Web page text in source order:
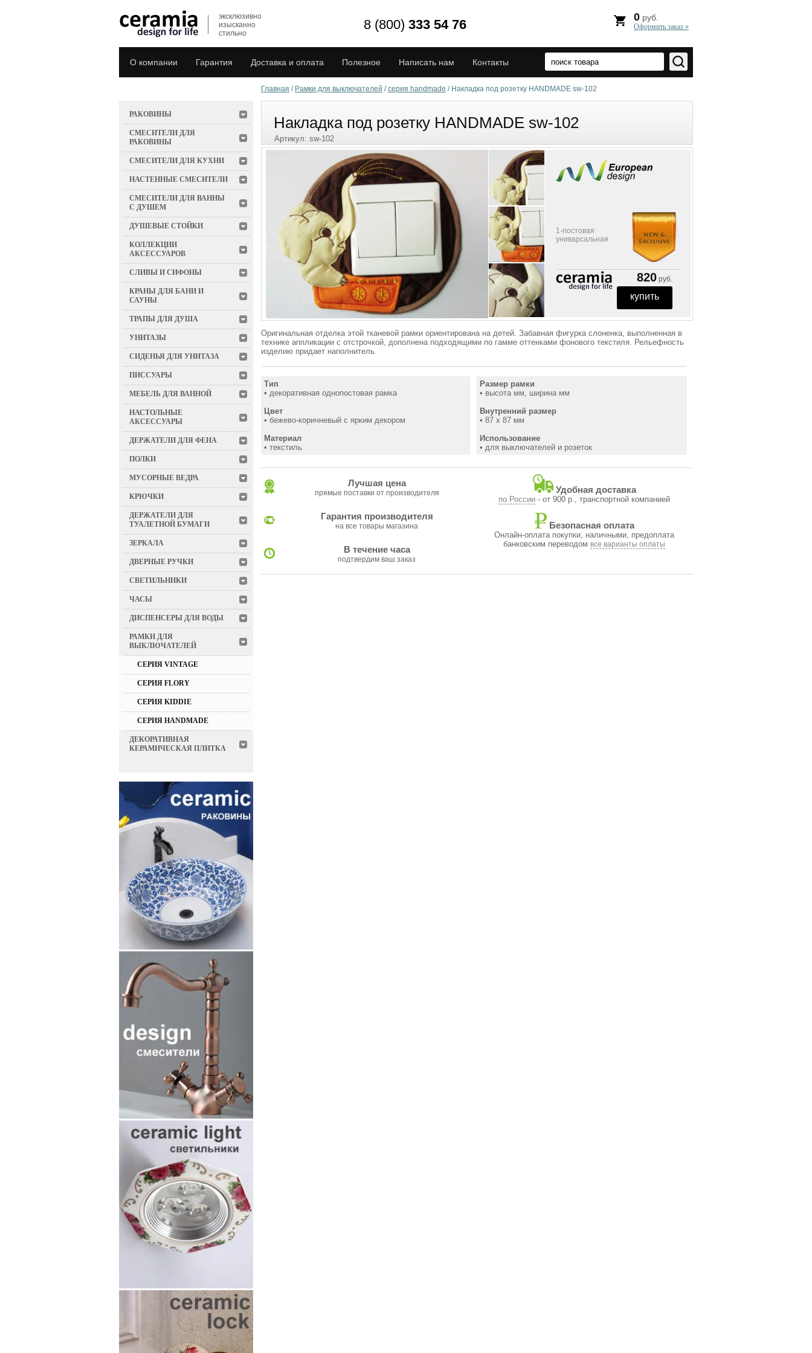
эксклюзивно
изысканно
стильно
8 (800) 333 54 76 0 руб.
Оформить заказ »
О компании Гарантия Доставка и оплата Полезное Написать нам Контакты
РАКОВИНЫ
СМЕСИТЕЛИ ДЛЯ
РАКОВИНЫ
СМЕСИТЕЛИ ДЛЯ КУХНИ
НАСТЕННЫЕ СМЕСИТЕЛИ
СМЕСИТЕЛИ ДЛЯ ВАННЫ
С ДУШЕМ
ДУШЕВЫЕ СТОЙКИ
КОЛЛЕКЦИИ
АКСЕССУАРОВ
СЛИВЫ И СИФОНЫ
КРАНЫ ДЛЯ БАНИ И
САУНЫ
ТРАПЫ ДЛЯ ДУША
УНИТАЗЫ
СИДЕНЬЯ ДЛЯ УНИТАЗА
ПИССУАРЫ
МЕБЕЛЬ ДЛЯ ВАННОЙ
НАСТОЛЬНЫЕ
АКСЕССУАРЫ
ДЕРЖАТЕЛИ ДЛЯ ФЕНА
ПОЛКИ
МУСОРНЫЕ ВЕДРА
КРЮЧКИ
ДЕРЖАТЕЛИ ДЛЯ
ТУАЛЕТНОЙ БУМАГИ
ЗЕРКАЛА
ДВЕРНЫЕ РУЧКИ
СВЕТИЛЬНИКИ
ЧАСЫ
ДИСПЕНСЕРЫ ДЛЯ ВОДЫ
РАМКИ ДЛЯ
ВЫКЛЮЧАТЕЛЕЙ
СЕРИЯ VINTAGE
СЕРИЯ FLORY
СЕРИЯ KIDDIE
СЕРИЯ HANDMADE
ДЕКОРАТИВНАЯ
КЕРАМИЧЕСКАЯ ПЛИТКА
Главная / Рамки для выключателей /серия handmade / Накладка под розетку HANDMADE sw-102
Накладка под розетку HANDMADE sw-102
Артикул: sw-102
1-постовая
униварсальная
820 руб.
Оригинальная отделка этой тканевой рамки ориентирована на детей. Забавная фигурка слоненка, выполненная в
технике аппликации с отстрочкой, дополнена подходящими по гамме оттенками фонового текстиля. Рельефность
изделию придает наполнитель.
Тип
• декоративная однопостовая рамка
Цвет
• бежево-коричневый с ярким декором
Материал
• текстиль
Размер рамки
• высота мм, ширина мм
Внутренний размер
• 87 х 87 мм
Использование
• для выключателей и розеток
Лучшая цена
прямые поставки от производителя Удобная доставка
по России - от 900 р., транспортной компанией
Безопасная оплата
Онлайн-оплата покупки, наличными, предоплата
банковским переводом все варианты оплаты
Гарантия производителя
на все товары магазина
В течение часа
подтвердим ваш заказ